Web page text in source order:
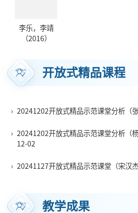
李乐，李靖
（2016）
开放式精品课程
› 20241202开放式精品示范课堂分析（
› 20241202开放式精品示范课堂分析（
12-02
› 20241127开放式精品示范课堂（宋汉
教学成果